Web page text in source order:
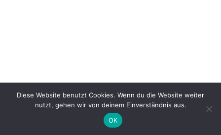
Diese Website benutzt Cookies. Wenn du die Website weiter
nutzt, gehen wir von deinem Einverständnis aus.
OK